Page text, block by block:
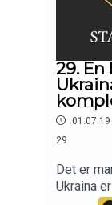
29.
01:07:19
29
Det er
Ukraina